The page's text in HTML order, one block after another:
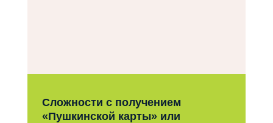
Сложности с получением
«Пушкинской карты» или